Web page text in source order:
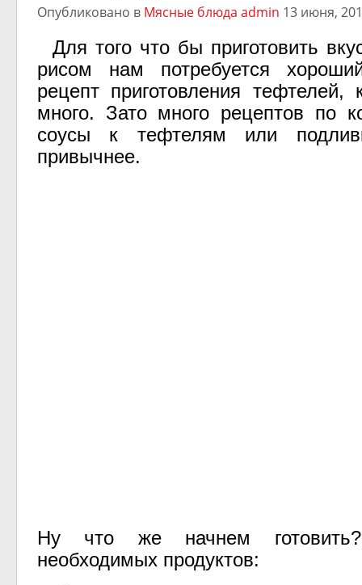
Опубликовано в Мясные блюда admin 13 июня,
Для того что бы приготовить
рисом нам потребуется
рецепт приготовления тефтелей,
много. Зато много рецептов по
соусы к тефтелям или
привычнее.
Ну что же начнем
необходимых продуктов: